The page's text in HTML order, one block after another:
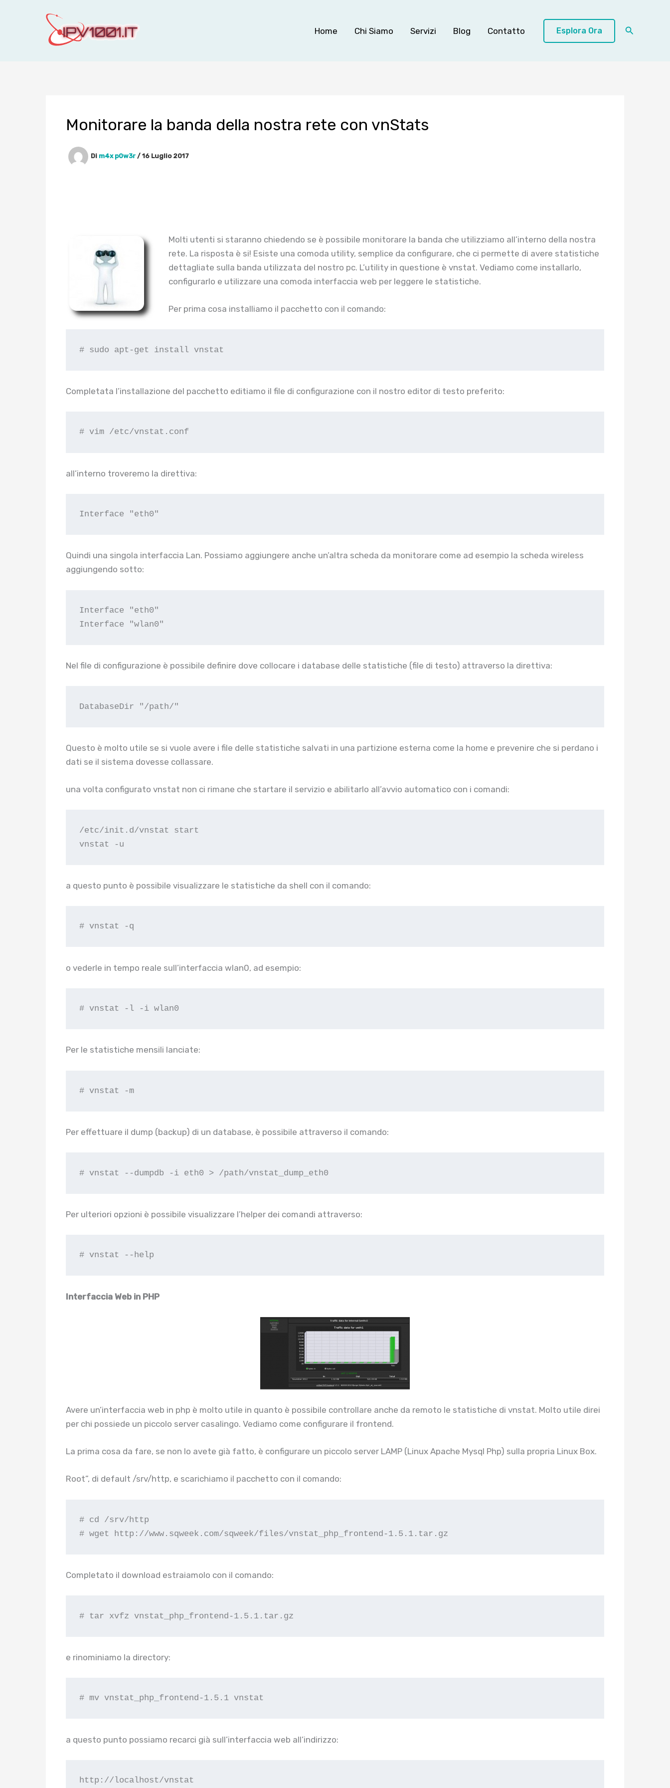
Home Chi Siamo Servizi Blog Contatto Esplora Ora Cerca
Monitorare la banda della nostra rete con vnStats
Di m4x p0w3r / 16 Luglio 2017
Molti utenti si staranno chiedendo se è possibile monitorare la banda che utilizziamo all’interno della nostra
rete. La risposta è si! Esiste una comoda utility, semplice da configurare, che ci permette di avere statistiche
dettagliate sulla banda utilizzata del nostro pc. L’utility in questione è vnstat. Vediamo come installarlo,
configurarlo e utilizzare una comoda interfaccia web per leggere le statistiche.
Per prima cosa installiamo il pacchetto con il comando:
# sudo apt-get install vnstat
Completata l’installazione del pacchetto editiamo il file di configurazione con il nostro editor di testo preferito:
# vim /etc/vnstat.conf
all’interno troveremo la direttiva:
Interface "eth0"
Quindi una singola interfaccia Lan. Possiamo aggiungere anche un’altra scheda da monitorare come ad esempio la scheda wireless
aggiungendo sotto:
Interface "eth0"
Interface "wlan0"
Nel file di configurazione è possibile definire dove collocare i database delle statistiche (file di testo) attraverso la direttiva:
DatabaseDir "/path/"
Questo è molto utile se si vuole avere i file delle statistiche salvati in una partizione esterna come la home e prevenire che si perdano i
dati se il sistema dovesse collassare.
una volta configurato vnstat non ci rimane che startare il servizio e abilitarlo all’avvio automatico con i comandi:
/etc/init.d/vnstat start
vnstat -u
a questo punto è possibile visualizzare le statistiche da shell con il comando:
# vnstat -q
o vederle in tempo reale sull’interfaccia wlan0, ad esempio:
# vnstat -l -i wlan0
Per le statistiche mensili lanciate:
# vnstat -m
Per effettuare il dump (backup) di un database, è possibile attraverso il comando:
# vnstat --dumpdb -i eth0 > /path/vnstat_dump_eth0
Per ulteriori opzioni è possibile visualizzare l’helper dei comandi attraverso:
# vnstat --help
Interfaccia Web in PHP
Avere un’interfaccia web in php è molto utile in quanto è possibile controllare anche da remoto le statistiche di vnstat. Molto utile direi
per chi possiede un piccolo server casalingo. Vediamo come configurare il frontend.
La prima cosa da fare, se non lo avete già fatto, è configurare un piccolo server LAMP (Linux Apache Mysql Php) sulla propria Linux Box.
Root”, di default /srv/http, e scarichiamo il pacchetto con il comando:
# cd /srv/http
# wget http://www.sqweek.com/sqweek/files/vnstat_php_frontend-1.5.1.tar.gz
Completato il download estraiamolo con il comando:
# tar xvfz vnstat_php_frontend-1.5.1.tar.gz
e rinominiamo la directory:
# mv vnstat_php_frontend-1.5.1 vnstat
a questo punto possiamo recarci già sull’interfaccia web all’indirizzo:
http://localhost/vnstat